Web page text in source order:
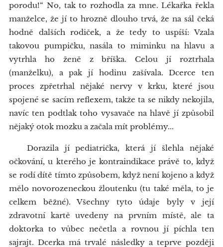
porodu!“ No, tak to rozhodla za mne. Lékařka řekla
manželce, že jí to hrozně dlouho trvá, že na sál čeká
hodně dalších rodiček, a že tedy to uspíší: Vzala
takovou pumpičku, nasála to miminku na hlavu a
vytrhla ho ženě z bříška. Celou jí roztrhala
(manželku), a pak jí hodinu zašívala. Dcerce ten
proces zpřetrhal nějaké nervy v krku, které jsou
spojené se sacím reflexem, takže ta se nikdy nekojila,
navíc ten podtlak toho vysavače na hlavě jí způsobil
nějaký otok mozku a začala mít problémy...
Dorazila jí pediatrička, která jí šlehla nějaké
očkování, u kterého je kontraindikace právě to, když
se rodí dítě tímto způsobem, když není kojeno a když
mělo novorozeneckou žloutenku (tu také měla, to je
celkem běžné). Všechny tyto údaje byly v její
zdravotní kartě uvedeny na prvním místě, ale ta
doktorka to vůbec nečetla a rovnou jí píchla ten
sajrajt. Dcerka má trvalé následky a teprve později